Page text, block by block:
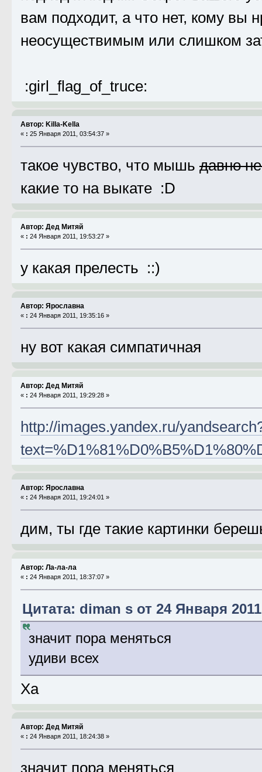
вам подходит, а что нет, кому вы
неосуществимым или слишком
:girl_flag_of_truce:
Автор: Killa-Kella
« : 25 Января 2011, 03:54:37 »
такое чувство, что мышь давно
какие то на выкате :D
Автор: Дед Митяй
« : 24 Января 2011, 19:53:27 »
у какая прелесть ::)
Автор: Ярославна
« : 24 Января 2011, 19:35:16 »
ну вот какая симпатичная
Автор: Дед Митяй
« : 24 Января 2011, 19:29:28 »
http://images.yandex.ru/
Автор: Ярославна
« : 24 Января 2011, 19:24:01 »
дим, ты где такие картинки
Автор: Ла-ла-ла
« : 24 Января 2011, 18:37:07 »
Цитата: diman s от 24 Января
значит пора меняться
удиви всех
Ха
Автор: Дед Митяй
« : 24 Января 2011, 18:24:38 »
значит пора меняться